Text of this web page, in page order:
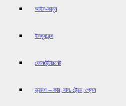
আইন-কানুন
ইনস্যুরেন্স
ফোন/ইন্টারনেট
ভ্রমণ – কার, বাস, ট্রেন, প্লেন